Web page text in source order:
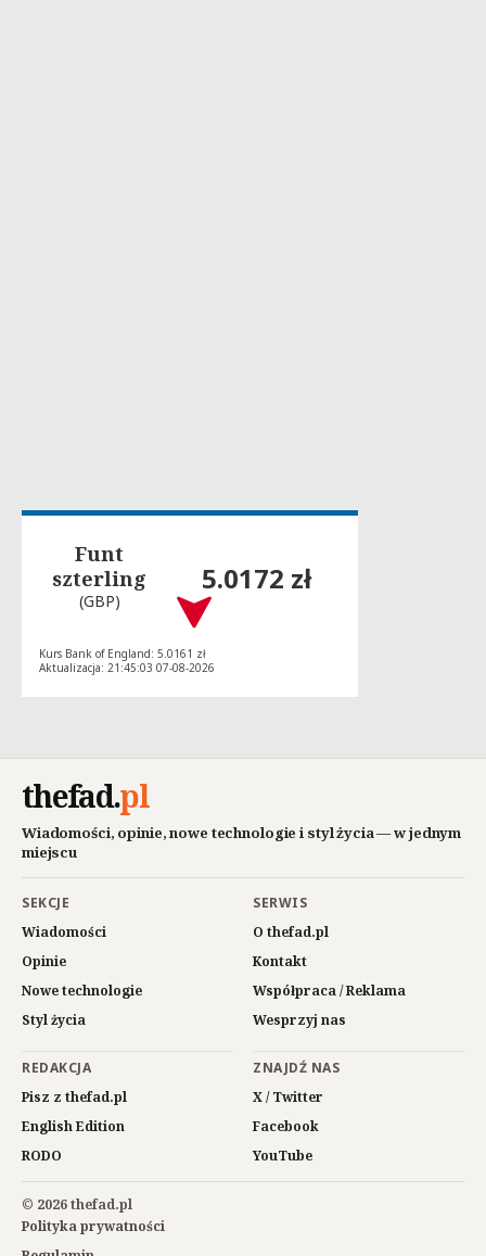
Funt
szterling
(GBP)
5.0172 zł
Kurs Bank of England: 5.0161 zł
Aktualizacja: 21:45:03 07-08-2026
thefad.pl
Wiadomości, opinie, nowe technologie i styl życia — w jednym
miejscu
SEKCJE
Wiadomości
Opinie
Nowe technologie
Styl życia
SERWIS
O thefad.pl
Kontakt
Współpraca / Reklama
Wesprzyj nas
REDAKCJA
Pisz z thefad.pl
English Edition
RODO
ZNAJDŹ NAS
X / Twitter
Facebook
YouTube
© 2026 thefad.pl
Polityka prywatności